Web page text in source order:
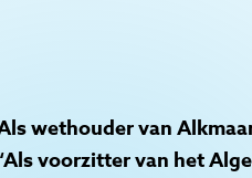
wethouder van
voorzitter van het